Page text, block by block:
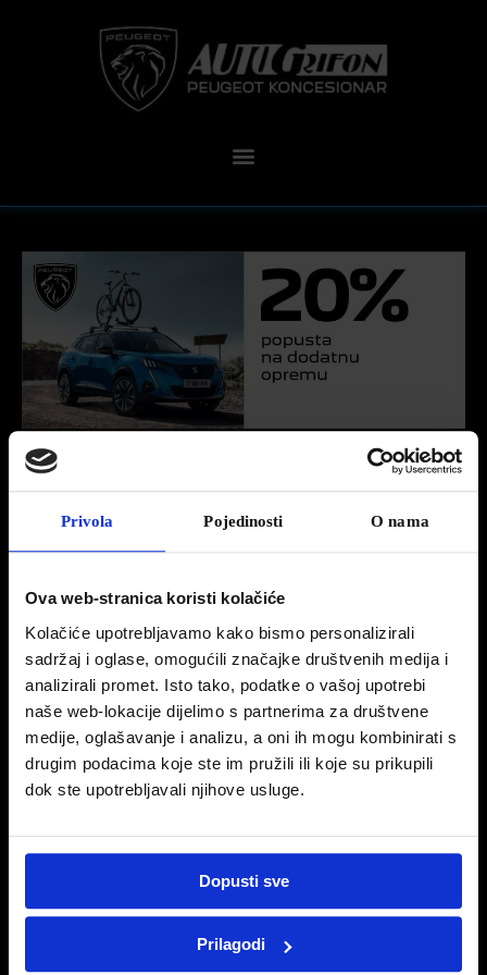
Privola Pojedinosti O nama
Ova web-stranica koristi kolačiće
Kolačiće upotrebljavamo kako bismo personalizirali
sadržaj i oglase, omogućili značajke društvenih medija i
analizirali promet. Isto tako, podatke o vašoj upotrebi
naše web-lokacije dijelimo s partnerima za društvene
medije, oglašavanje i analizu, a oni ih mogu kombinirati s
drugim podacima koje ste im pružili ili koje su prikupili
dok ste upotrebljavali njihove usluge.
Dopusti sve
Prilagodi
27 lipnja, 2022
PEUGEOT AKCIJA – 20% POPUSTA
NA DODATNU OPREMU
Otkrijte široku paletu dodatne opreme Peugeot i iskoristite 20% popusta.
Planirate li ići na godišnji odmor ili imate povremenu potrebu za prijevoz tereta?
Peugeot za vas ima rješenje.
Poprečni su nosači svestrani, omogućuju ugradnju različitih pribora za nošenje:
krovne kutije, nosači
bicikla, nosači skija, kajak… Savršeno prilagođeni veličini i stilu svakog vozila,
osmišljeni su tako da ne dovode do ogrebotina na karoseriji i opremljeni su
protuprovalnim sustavom. Postavljanje i rastavljanje jednostavni su i brzi.
prijevoz velikih predmeta. Poprečne krovne šipke pričvršćene su na uzdužne krovne
šipke ili samostalne, ovisno o tome je li Vaš auto opremljen uzdužnim krovnim
Trajanje akcije: 13.06. – 31.08.2022.